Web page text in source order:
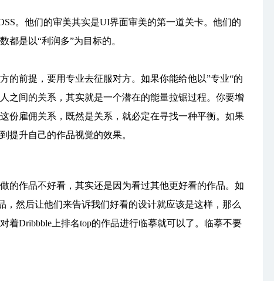
。他们的审美其实是UI界面审美的第一道关卡。他们的
都是以“利润多”为目标的。
前提，要用专业去征服对方。如果你能给他以”专业“的
之间的关系，其实就是一个潜在的能量拉锯过程。你要增
份雇佣关系，既然是关系，就必定在寻找一种平衡。如果
提升自己的作品视觉的效果。
作品不好看，其实还是因为看过其他更好看的作品。如
，然后让他们来告诉我们好看的设计就应该是这样，那么
着Dribbble上排名top的作品进行临摹就可以了。临摹不要